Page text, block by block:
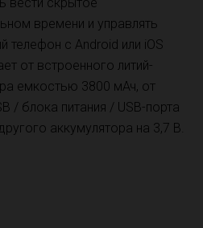
времени и управлять
телефон с Android или iOS
от встроенного литий-
емкостью 3800 мАч, от
/ блока питания / USB-порта
аккумулятора на 3,7 В.